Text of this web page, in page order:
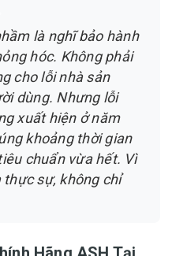
là nghĩ bảo hành
hóc. Không phải
cho lỗi nhà sản
dùng. Nhưng lỗi
xuất hiện ở năm
khoảng thời gian
chuẩn vừa hết. Vì
thực sự, không chỉ